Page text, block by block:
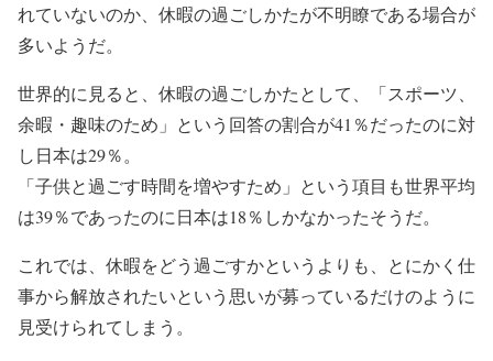
れていないのか、休暇の過ごしかたが不明瞭である場合が
多いようだ。
世界的に見ると、休暇の過ごしかたとして、「スポーツ、
余暇・趣味のため」という回答の割合が41％だったのに対
し日本は29％。
「子供と過ごす時間を増やすため」という項目も世界平均
は39％であったのに日本は18％しかなかったそうだ。
これでは、休暇をどう過ごすかというよりも、とにかく仕
事から解放されたいという思いが募っているだけのように
見受けられてしまう。